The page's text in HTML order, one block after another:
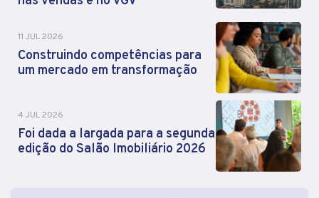
11 JUL 2026
Construindo competências para
um mercado em transformação
4 JUL 2026
Foi dada a largada para a segunda
edição do Salão Imobiliário 2026